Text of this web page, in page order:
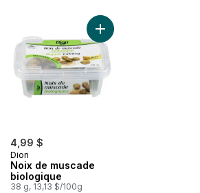
Mélange de 5 épices chinois biologique
4,99 $
Dion
Noix de muscade
biologique
38 g, 13,13 $/100g
Ajouter Noix de